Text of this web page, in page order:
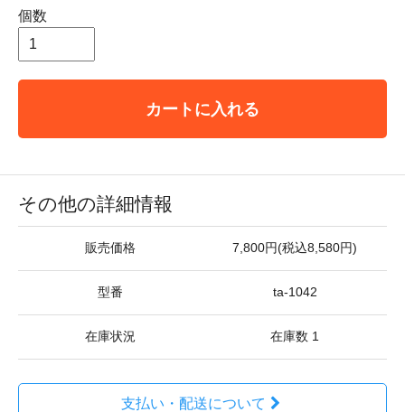
個数
カートに入れる
その他の詳細情報
販売価格 7,800円(税込8,580円)
型番 ta-1042
在庫状況 在庫数 1
支払い・配送について